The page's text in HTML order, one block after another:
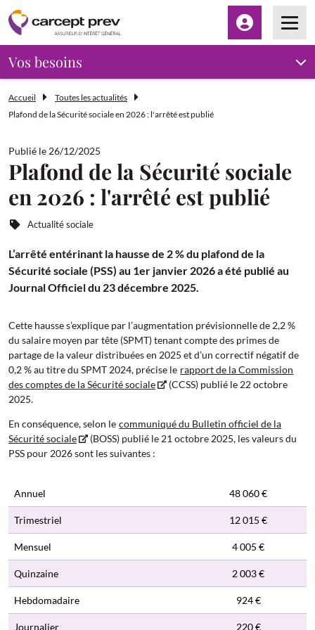
Espace client
Vos besoins
Accueil
Toutes les actualités
Plafond de la Sécurité sociale en 2026 : l'arrêté est publié
Plafond de la Sécurité sociale
en 2026 : l'arrêté est publié
Publié le 26/12/2025
Actualité sociale
L’arrêté entérinant la hausse de 2 % du plafond de la
Sécurité sociale (PSS) au 1er janvier 2026 a été publié au
Journal Officiel du 23 décembre 2025.
Cette hausse s’explique par l’augmentation prévisionnelle de 2,2 %
du salaire moyen par tête (SPMT) tenant compte des primes de
partage de la valeur distribuées en 2025 et d’un correctif négatif de
0,2 % au titre du SPMT 2024, précise le rapport de la Commission
des comptes de la Sécurité sociale
(CCSS) publié le 22 octobre
2025.
En conséquence, selon le communiqué du Bulletin officiel de la
Sécurité sociale
(BOSS) publié le 21 octobre 2025, les valeurs du
PSS pour 2026 sont les suivantes :
Annuel 48 060 €
Trimestriel 12 015 €
Mensuel 4 005 €
Quinzaine 2 003 €
Hebdomadaire 924 €
Journalier 220 €